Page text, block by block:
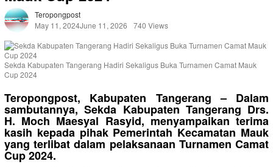
Teropongpost
May 11, 2024June 11, 2026 740 Views
Sekda Kabupaten Tangerang Hadiri Sekaligus Buka Turnamen Camat Mauk
Cup 2024
Teropongpost, Kabupaten Tangerang – Dalam
sambutannya, Sekda Kabupaten Tangerang Drs.
H. Moch Maesyal Rasyid, menyampaikan terima
kasih kepada pihak Pemerintah Kecamatan Mauk
yang terlibat dalam pelaksanaan Turnamen Camat
Cup 2024.